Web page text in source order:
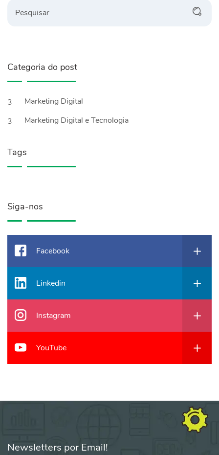
Categoria do post
3
Marketing Digital
3
Marketing Digital e Tecnologia
Tags
Siga-nos
Facebook
Linkedin
Instagram
YouTube
Newsletters por Email!